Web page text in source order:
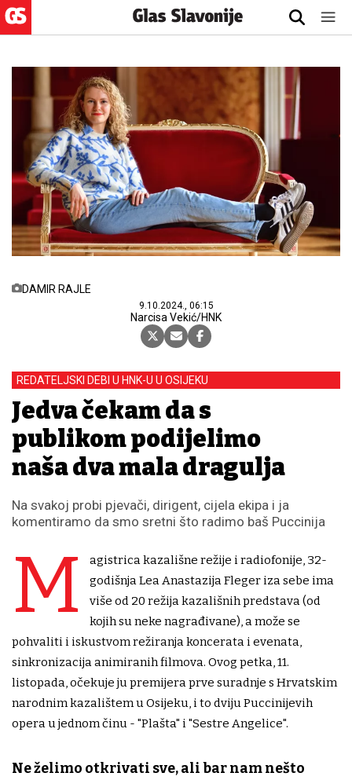
DAMIR RAJLE
9.10.2024., 06:15
Narcisa Vekić/HNK
REDATELJSKI DEBI U HNK-U U OSIJEKU
Jedva čekam da s
publikom podijelimo
naša dva mala dragulja
Na svakoj probi pjevači, dirigent, cijela ekipa i ja
komentiramo da smo sretni što radimo baš Puccinija
M
agistrica kazališne režije i radiofonije, 32-
godišnja Lea Anastazija Fleger iza sebe ima
više od 20 režija kazališnih predstava (od
kojih su neke nagrađivane), a može se
pohvaliti i iskustvom režiranja koncerata i evenata,
sinkronizacija animiranih filmova. Ovog petka, 11.
listopada, očekuje ju premijera prve suradnje s Hrvatskim
narodnim kazalištem u Osijeku, i to dviju Puccinijevih
opera u jednom činu - "Plašta" i "Sestre Angelice".
Ne želimo otkrivati sve, ali bar nam nešto